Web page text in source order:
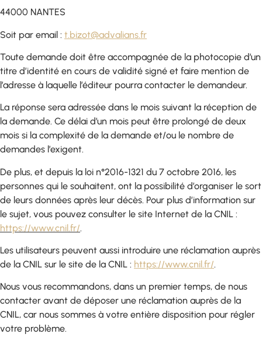
44000 NANTES
Soit par email : t.bizot@advalians.fr
Toute demande doit être accompagnée de la photocopie d’un
titre d’identité en cours de validité signé et faire mention de
l’adresse à laquelle l’éditeur pourra contacter le demandeur.
La réponse sera adressée dans le mois suivant la réception de
la demande. Ce délai d’un mois peut être prolongé de deux
mois si la complexité de la demande et/ou le nombre de
demandes l’exigent.
De plus, et depuis la loi n°2016-1321 du 7 octobre 2016, les
personnes qui le souhaitent, ont la possibilité d’organiser le sort
de leurs données après leur décès. Pour plus d’information sur
le sujet, vous pouvez consulter le site Internet de la CNIL :
https://www.cnil.fr/.
Les utilisateurs peuvent aussi introduire une réclamation auprès
de la CNIL sur le site de la CNIL : https://www.cnil.fr/.
Nous vous recommandons, dans un premier temps, de nous
contacter avant de déposer une réclamation auprès de la
CNIL, car nous sommes à votre entière disposition pour régler
votre problème.